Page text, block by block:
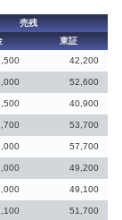
売残
東証
42,200
52,600
40,900
53,700
57,700
49,200
49,100
51,700